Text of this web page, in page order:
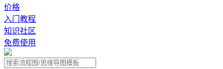
价格
入门教程
知识社区
免费使用